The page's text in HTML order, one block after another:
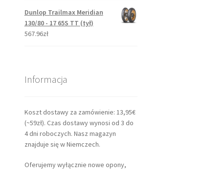
Dunlop Trailmax Meridian
130/80 - 17 65S TT (tył)
567.96zł
Informacja
Koszt dostawy za zamówienie: 13,95€
(~59zł). Czas dostawy wynosi od 3 do
4 dni roboczych. Nasz magazyn
znajduje się w Niemczech.
Oferujemy wyłącznie nowe opony,